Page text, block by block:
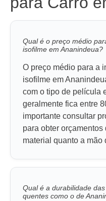
Qual é o preço médio
isofilme em Ananindeua?
O preço médio para a
isofilme em
com o tipo de película
geralmente fica entre
importante consultar
para obter
material quanto a mão
Qual é a durabilidade
quentes como o de